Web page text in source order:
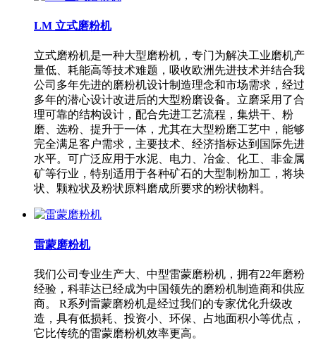
LM 立式磨粉机
立式磨粉机是一种大型磨粉机，专门为解决工业磨机产
量低、耗能高等技术难题，吸收欧洲先进技术并结合我
公司多年先进的磨粉机设计制造理念和市场需求，经过
多年的潜心设计改进后的大型粉磨设备。立磨采用了合
理可靠的结构设计，配合先进工艺流程，集烘干、粉
磨、选粉、提升于一体，尤其在大型粉磨工艺中，能够
完全满足客户需求，主要技术、经济指标达到国际先进
水平。可广泛应用于水泥、电力、冶金、化工、非金属
矿等行业，特别适用于各种矿石的大型制粉加工，将块
状、颗粒状及粉状原料磨成所要求的粉状物料。
雷蒙磨粉机
我们公司专业生产大、中型雷蒙磨粉机，拥有22年磨粉
经验，科菲达已经成为中国领先的磨粉机制造商和供应
商。 R系列雷蒙磨粉机是经过我们的专家优化升级改
造，具有低损耗、投资小、环保、占地面积小等优点，
它比传统的雷蒙磨粉机效率更高。